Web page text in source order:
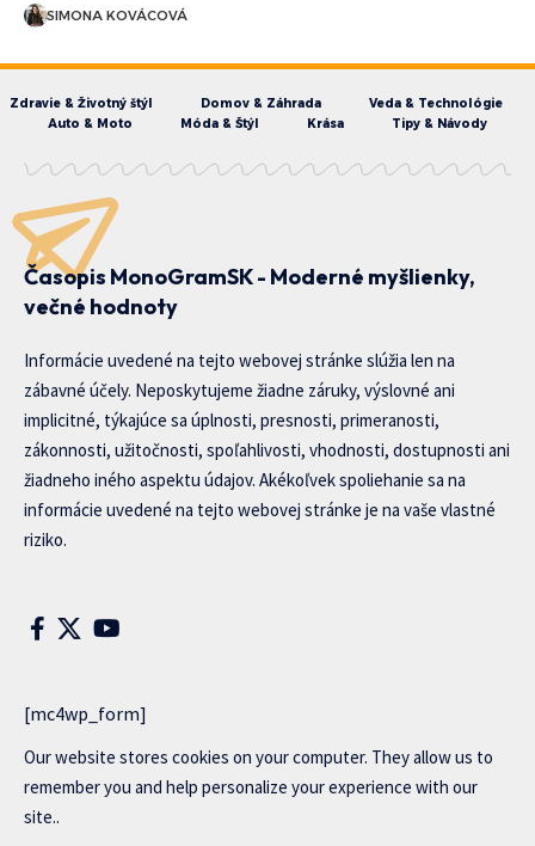
SIMONA KOVÁCOVÁ
Zdravie & Životný štýl Domov & Záhrada
Veda & Technológie
Auto & Moto
Móda & Štýl Krása Tipy & Návody
Časopis MonoGramSK - Moderné myšlienky,
večné hodnoty
Informácie uvedené na tejto webovej stránke slúžia len na
zábavné účely. Neposkytujeme žiadne záruky, výslovné ani
implicitné, týkajúce sa úplnosti, presnosti, primeranosti,
zákonnosti, užitočnosti, spoľahlivosti, vhodnosti, dostupnosti ani
žiadneho iného aspektu údajov. Akékoľvek spoliehanie sa na
informácie uvedené na tejto webovej stránke je na vaše vlastné
riziko.
[mc4wp_form]
Our website stores cookies on your computer. They allow us to
remember you and help personalize your experience with our
site..